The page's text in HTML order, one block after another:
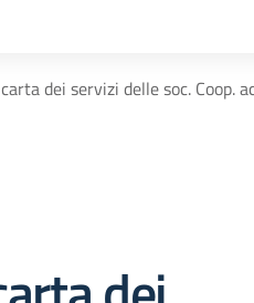
dei servizi delle soc.